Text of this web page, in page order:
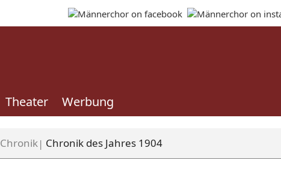
Theater Werbung
Chronik Chronik des Jahres 1904